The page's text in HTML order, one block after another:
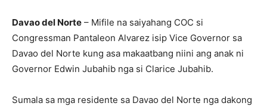
Davao del Norte – Mifile na saiyahang COC si
Congressman Pantaleon Alvarez isip Vice Governor sa
Davao del Norte kung asa makaatbang niini ang anak ni
Governor Edwin Jubahib nga si Clarice Jubahib.
Sumala sa mga residente sa Davao del Norte nga dakong